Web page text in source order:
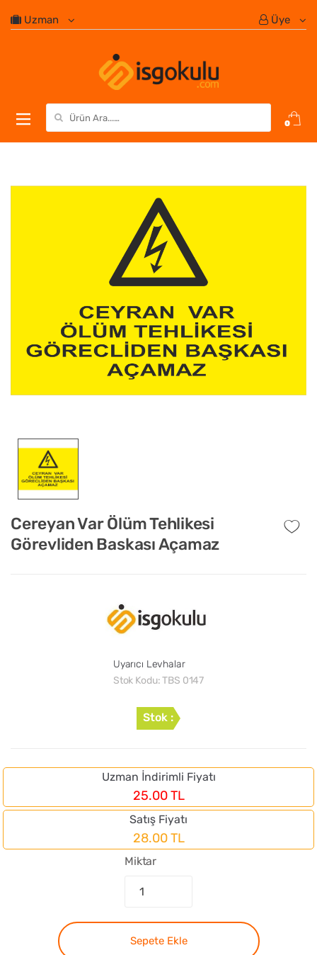
Uzman Üye
Search for:
0
Cereyan Var Ölüm Tehlikesi
Görevliden Baskası Açamaz
Uyarıcı Levhalar
Stok Kodu:TBS 0147
Stok :
Uzman İndirimli Fiyatı
25.00 TL
Satış Fiyatı
28.00 TL
Miktar
Sepete Ekle